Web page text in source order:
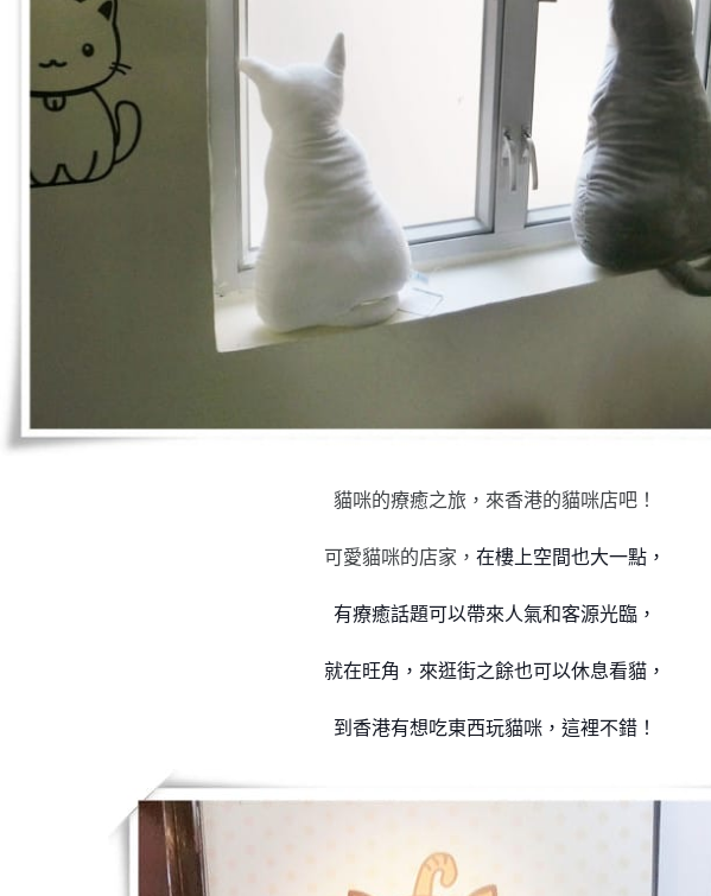
貓咪的療癒之旅，來香港的貓咪店吧！
可愛貓咪的店家，在樓上空間也大一點，
有療癒話題可以帶來人氣和客源光臨，
就在旺角，來逛街之餘也可以休息看貓，
到香港有想吃東西玩貓咪，這裡不錯！